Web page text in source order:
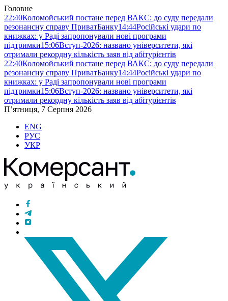
Головне
22:40Коломойський постане перед ВАКС: до суду передали
резонансну справу ПриватБанку14:44Російські удари по
книжках: у Раді запропонували нові програми
підтримки15:06Вступ-2026: названо університети, які
отримали рекордну кількість заяв від абітурієнтів
22:40Коломойський постане перед ВАКС: до суду передали
резонансну справу ПриватБанку14:44Російські удари по
книжках: у Раді запропонували нові програми
підтримки15:06Вступ-2026: названо університети, які
отримали рекордну кількість заяв від абітурієнтів
П’ятниця, 7 Серпня 2026
ENG
РУС
УКР